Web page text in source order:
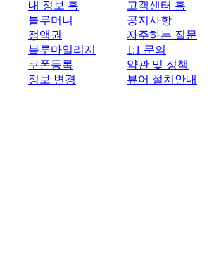
내 정보 홈
블루머니
정액권
블루마일리지
쿠폰등록
정보 변경
고객센터 홈
공지사항
자주하는 질문
1:1 문의
약관 및 정책
뷰어 설치안내